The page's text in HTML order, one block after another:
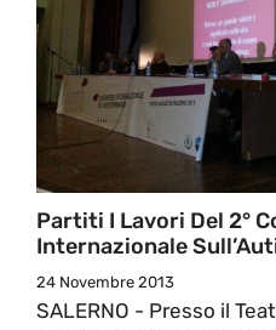
Partiti I Lavori Del 2°
Internazionale
24 Novembre 2013
SALERNO - Presso il